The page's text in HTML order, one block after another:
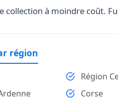
collection à moindre coût.
région
Région
Corse